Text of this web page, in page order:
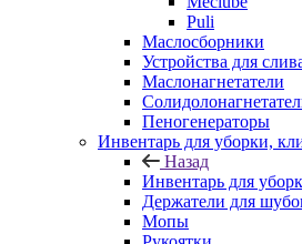
Puli
Маслосборники
Устройства для
Маслонагнетатели
Пеногенераторы
Инвентарь для уборки,
Назад
Инвентарь для
Держатели для
Мопы